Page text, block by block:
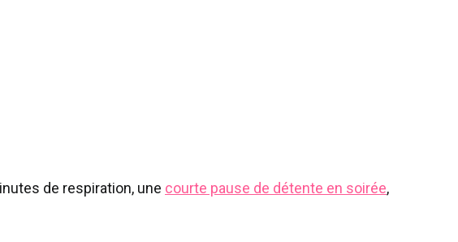
de respiration, une courte pause de détente en soirée,